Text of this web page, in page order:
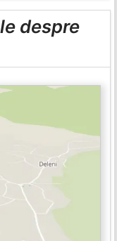
despre